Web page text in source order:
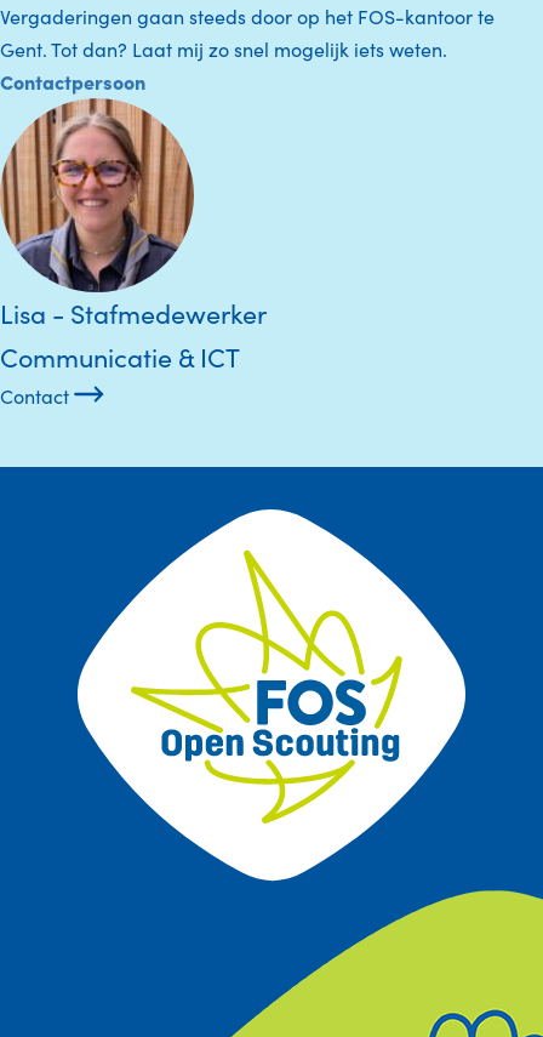
Vergaderingen gaan steeds door op het FOS-kantoor te
Gent. Tot dan? Laat mij zo snel mogelijk iets weten.
Lisa - Stafmedewerker
Communicatie & ICT
Contactpersoon
Contact